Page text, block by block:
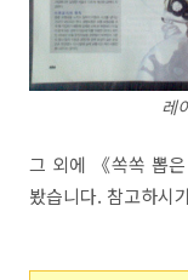
레
그 외에 《쏙쏙 뽑
봤습니다. 참고하시